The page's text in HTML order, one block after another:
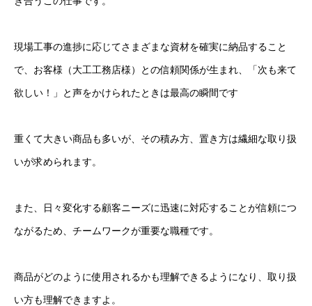
現場工事の進捗に応じてさまざまな資材を確実に納品すること
で、お客様（大工工務店様）との信頼関係が生まれ、「次も来て
欲しい！」と声をかけられたときは最高の瞬間です
重くて大きい商品も多いが、その積み方、置き方は繊細な取り扱
いが求められます。
また、日々変化する顧客ニーズに迅速に対応することが信頼につ
ながるため、チームワークが重要な職種です。
商品がどのように使用されるかも理解できるようになり、取り扱
い方も理解できますよ。